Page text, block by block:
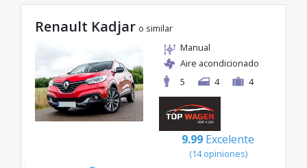
Renault Kadjar o similar
Manual
Aire acondicionado
5
4 4
9.99 Excelente
(14 opiniones)